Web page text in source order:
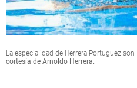
La especialidad de Herrera Portuguez
cortesía de Arnoldo Herrera.